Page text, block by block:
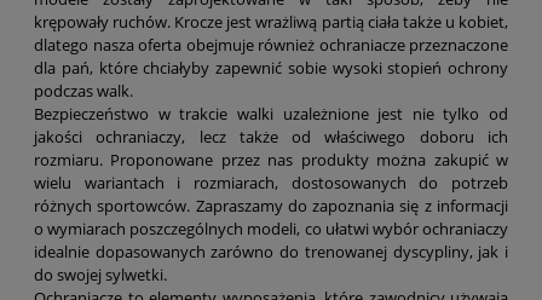
krępowały ruchów. Krocze jest wrażliwą partią ciała także u kobiet,
dlatego nasza oferta obejmuje również ochraniacze przeznaczone
dla pań, które chciałyby zapewnić sobie wysoki stopień ochrony
podczas walk.
Bezpieczeństwo w trakcie walki uzależnione jest nie tylko od
jakości ochraniaczy, lecz także od właściwego doboru ich
rozmiaru. Proponowane przez nas produkty można zakupić w
wielu wariantach i rozmiarach, dostosowanych do potrzeb
różnych sportowców. Zapraszamy do zapoznania się z informacji
o wymiarach poszczególnych modeli, co ułatwi wybór ochraniaczy
idealnie dopasowanych zarówno do trenowanej dyscypliny, jak i
do swojej sylwetki.